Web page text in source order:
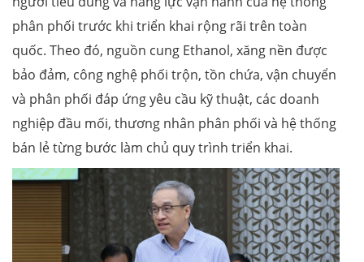
phân phối trước khi triển khai rộng rãi trên toàn
quốc. Theo đó, nguồn cung Ethanol, xăng nền được
bảo đảm, công nghệ phối trộn, tồn chứa, vận chuyển
và phân phối đáp ứng yêu cầu kỹ thuật, các doanh
nghiệp đầu mối, thương nhân phân phối và hệ thống
bán lẻ từng bước làm chủ quy trình triển khai.